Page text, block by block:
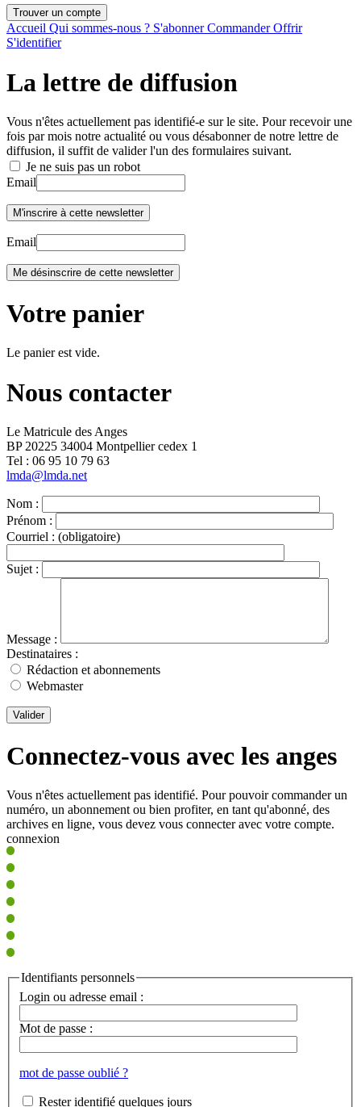
Accueil Qui sommes-nous ? S'abonnerCommanderOffrir
S'identifier
La lettre de diffusion
Vous n'êtes actuellement pas identifié-e sur le site. Pour recevoir une
fois par mois notre actualité ou vous désabonner de notre lettre de
diffusion, il suffit de valider l'un des formulaires suivant.
Je ne suis pas un robot
Email
Email
Votre panier
Le panier est vide.
Nous contacter
Le Matricule des Anges
BP 20225 34004 Montpellier cedex 1
Tel : ‭06 95 10 79 63
lmda@lmda.net
Nom :
Prénom :
Courriel : (obligatoire)
Sujet :
Message :
Destinataires :
Rédaction et abonnements
Webmaster
Valider
Connectez-vous avec les anges
Vous n'êtes actuellement pas identifié. Pour pouvoir commander un
numéro, un abonnement ou bien profiter, en tant qu'abonné, des
archives en ligne, vous devez vous connecter avec votre compte.
connexion
Identifiants personnels
Login ou adresse email :
Mot de passe :
mot de passe oublié ?
Rester identifié quelques jours